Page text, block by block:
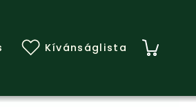
Kívánságlista